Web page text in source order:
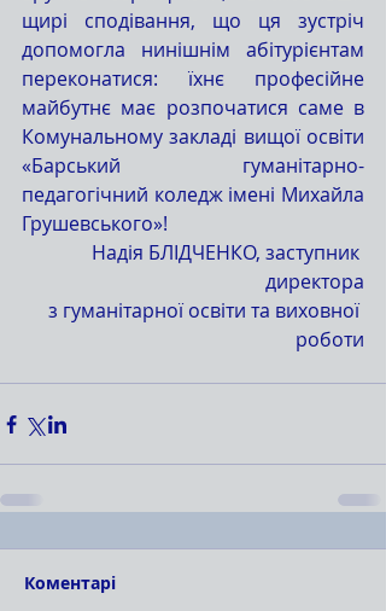
щирі сподівання, що ця зустріч
допомогла нинішнім абітурієнтам
переконатися: їхнє професійне
майбутнє має розпочатися саме в
Комунальному закладі вищої освіти
«Барський гуманітарно-
педагогічний коледж імені Михайла
Грушевського»!
Надія БЛІДЧЕНКО, заступник
директора
роботи
Коментарі